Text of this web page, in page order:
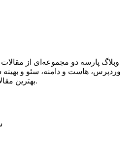
وبلاگ پارسه دو مجموعه‌ای از
وردپرس، هاست و دامنه، سئو و
بهترین مقالات در این زمینه ارائه دهد.